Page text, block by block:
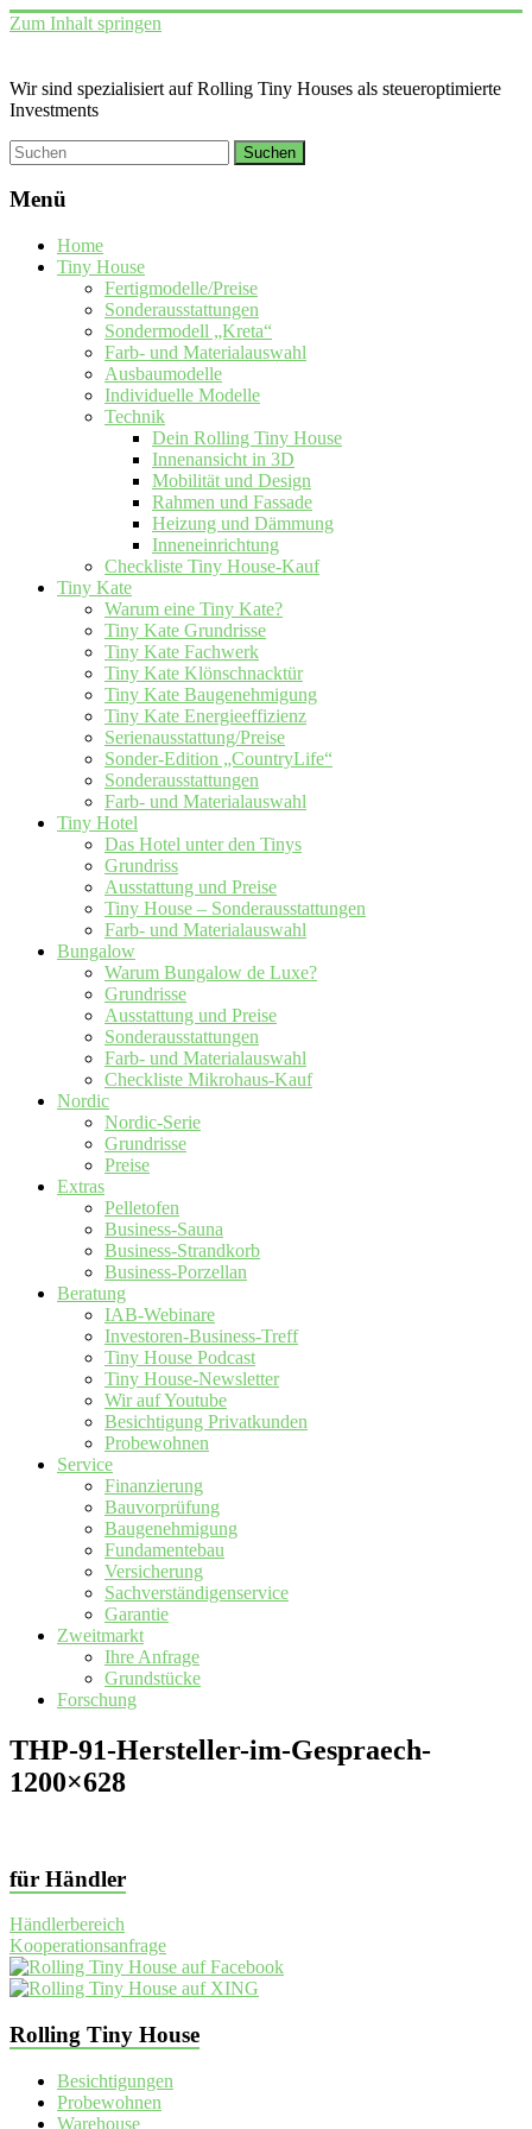
Zum Inhalt springen
Wir sind spezialisiert auf Rolling Tiny Houses als steueroptimierte
Investments
Menü
Home
Tiny House
Fertigmodelle/Preise
Sonderausstattungen
Sondermodell „Kreta“
Farb- und Materialauswahl
Ausbaumodelle
Individuelle Modelle
Technik
Dein Rolling Tiny House
Innenansicht in 3D
Mobilität und Design
Rahmen und Fassade
Heizung und Dämmung
Inneneinrichtung
Checkliste Tiny House-Kauf
Tiny Kate
Warum eine Tiny Kate?
Tiny Kate Grundrisse
Tiny Kate Fachwerk
Tiny Kate Klönschnacktür
Tiny Kate Baugenehmigung
Tiny Kate Energieeffizienz
Serienausstattung/Preise
Sonder-Edition „CountryLife“
Sonderausstattungen
Farb- und Materialauswahl
Tiny Hotel
Das Hotel unter den Tinys
Grundriss
Ausstattung und Preise
Tiny House – Sonderausstattungen
Farb- und Materialauswahl
Bungalow
Warum Bungalow de Luxe?
Grundrisse
Ausstattung und Preise
Sonderausstattungen
Farb- und Materialauswahl
Checkliste Mikrohaus-Kauf
Nordic
Nordic-Serie
Grundrisse
Preise
Extras
Pelletofen
Business-Sauna
Business-Strandkorb
Business-Porzellan
Beratung
IAB-Webinare
Investoren-Business-Treff
Tiny House Podcast
Tiny House-Newsletter
Wir auf Youtube
Besichtigung Privatkunden
Probewohnen
Service
Finanzierung
Bauvorprüfung
Baugenehmigung
Fundamentebau
Versicherung
Sachverständigenservice
Garantie
Zweitmarkt
Ihre Anfrage
Grundstücke
Forschung
THP-91-Hersteller-im-Gespraech-
1200×628
für Händler
Händlerbereich
Kooperationsanfrage
Rolling Tiny House
Besichtigungen
Probewohnen
Warehouse